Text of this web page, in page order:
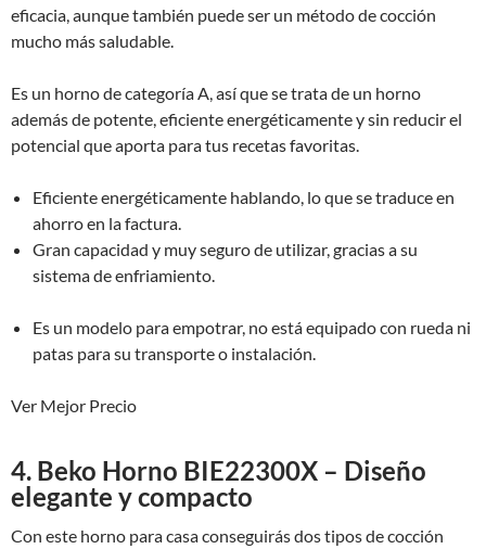
eficacia, aunque también puede ser un método de cocción
mucho más saludable.
Es un horno de categoría A, así que se trata de un horno
además de potente, eficiente energéticamente y sin reducir el
potencial que aporta para tus recetas favoritas.
Eficiente energéticamente hablando, lo que se traduce en
ahorro en la factura.
Gran capacidad y muy seguro de utilizar, gracias a su
sistema de enfriamiento.
Es un modelo para empotrar, no está equipado con rueda ni
patas para su transporte o instalación.
Ver Mejor Precio
4. Beko Horno BIE22300X – Diseño
elegante y compacto
Con este horno para casa conseguirás dos tipos de cocción